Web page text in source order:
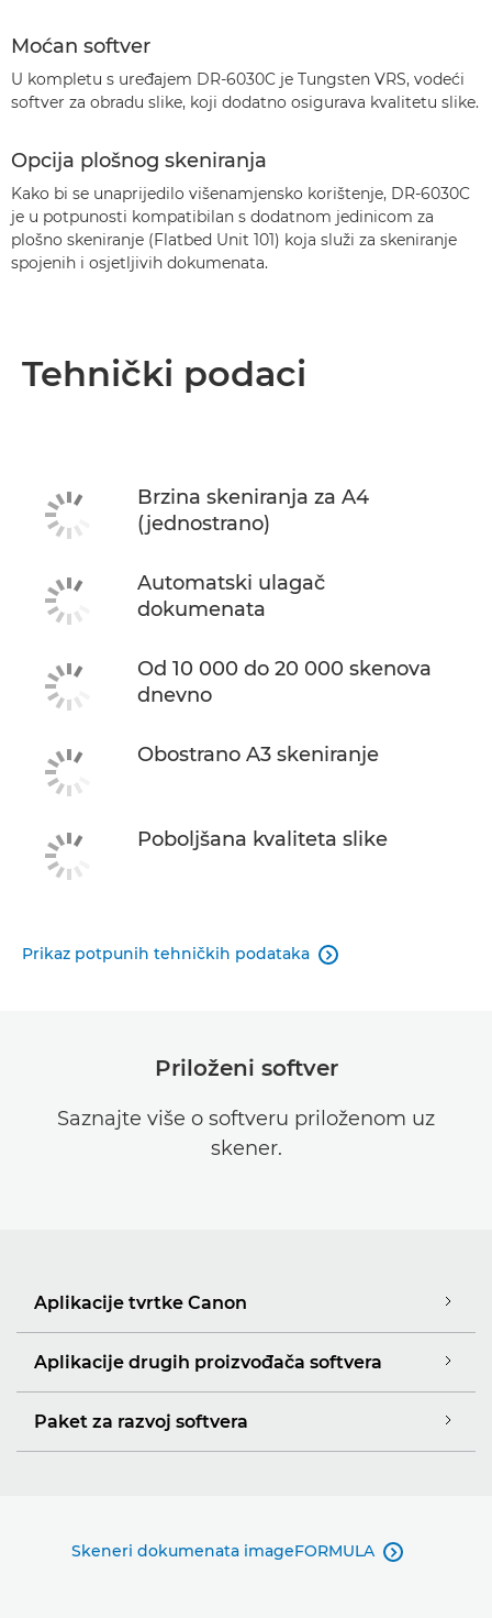
Moćan softver
U kompletu s uređajem DR-6030C je Tungsten VRS, vodeći
softver za obradu slike, koji dodatno osigurava kvalitetu slike.
Opcija plošnog skeniranja
Kako bi se unaprijedilo višenamjensko korištenje, DR-6030C
je u potpunosti kompatibilan s dodatnom jedinicom za
plošno skeniranje (Flatbed Unit 101) koja služi za skeniranje
spojenih i osjetljivih dokumenata.
Tehnički podaci
Brzina skeniranja za A4
(jednostrano)
Automatski ulagač
dokumenata
Od 10 000 do 20 000 skenova
dnevno
Obostrano A3 skeniranje
Poboljšana kvaliteta slike
Prikaz potpunih tehničkih podataka 
Priloženi softver
Saznajte više o softveru priloženom uz
skener.
Aplikacije tvrtke Canon
Aplikacije drugih proizvođača softvera
Paket za razvoj softvera
Skeneri dokumenata imageFORMULA 